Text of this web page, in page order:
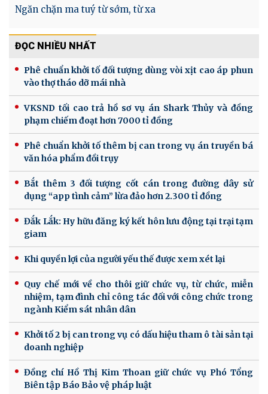
Ngăn chặn ma tuý từ sớm, từ xa
ĐỌC NHIỀU NHẤT
Phê chuẩn khởi tố đối tượng dùng vòi xịt cao áp phun
vào thợ tháo dỡ mái nhà
VKSND tối cao trả hồ sơ vụ án Shark Thủy và đồng
phạm chiếm đoạt hơn 7000 tỉ đồng
Phê chuẩn khởi tố thêm bị can trong vụ án truyền bá
văn hóa phẩm đồi trụy
Bắt thêm 3 đối tượng cốt cán trong đường dây sử
dụng “app tình cảm” lừa đảo hơn 2.300 tỉ đồng
Đắk Lắk: Hy hữu đăng ký kết hôn lưu động tại trại tạm
giam
Khi quyền lợi của người yếu thế được xem xét lại
Quy chế mới về cho thôi giữ chức vụ, từ chức, miễn
nhiệm, tạm đình chỉ công tác đối với công chức trong
ngành Kiểm sát nhân dân
Khởi tố 2 bị can trong vụ có dấu hiệu tham ô tài sản tại
doanh nghiệp
Đồng chí Hồ Thị Kim Thoan giữ chức vụ Phó Tổng
Biên tập Báo Bảo vệ pháp luật